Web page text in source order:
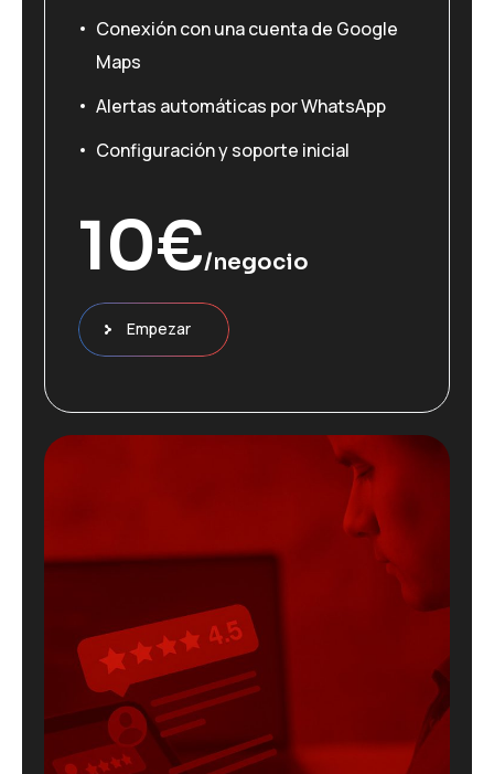
Conexión con una cuenta de Google
Maps
Alertas automáticas por WhatsApp
Configuración y soporte inicial
10€/negocio
Empezar